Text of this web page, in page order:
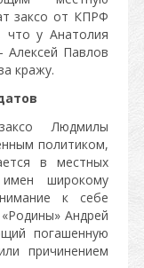
заксо от КПРФ
что у Анатолия
Алексей Павлов
кражу.
Людмилы
политиком,
в местных
широкому
к себе
Андрей
погашенную
причинением